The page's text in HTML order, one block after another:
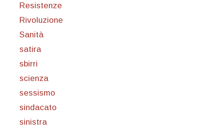
Resistenze
Rivoluzione
Sanità
satira
sbirri
scienza
sessismo
sindacato
sinistra